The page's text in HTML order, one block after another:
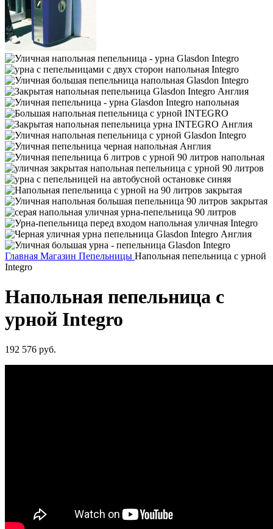
Главная Магазин Пепельницы Напольная пепельница с урной
Integro
Напольная пепельница с
урной Integro
192 576 руб.